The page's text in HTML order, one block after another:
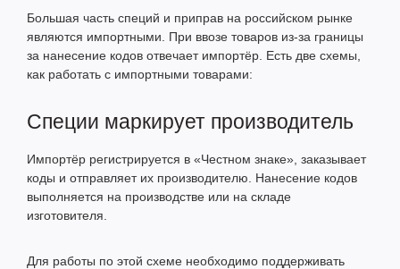
Большая часть специй и приправ на российском рынке
являются импортными. При ввозе товаров из-за границы
за нанесение кодов отвечает импортёр. Есть две схемы,
как работать с импортными товарами:
Специи маркирует производитель
Импортёр регистрируется в «Честном знаке», заказывает
коды и отправляет их производителю. Нанесение кодов
выполняется на производстве или на складе
изготовителя.
Для работы по этой схеме необходимо поддерживать